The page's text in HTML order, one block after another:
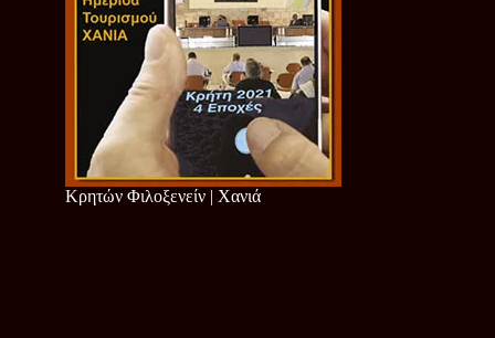
Κρητών Φιλοξενείν | Χανιά